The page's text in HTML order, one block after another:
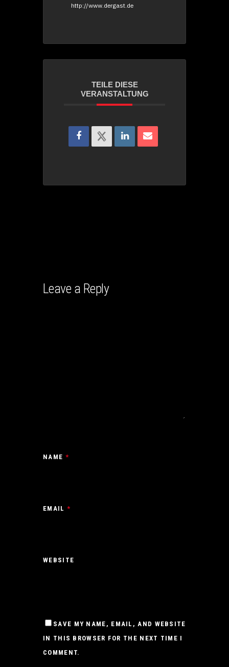
http://www.dergast.de
TEILE DIESE
VERANSTALTUNG
Leave a Reply
NAME *
EMAIL *
WEBSITE
SAVE MY NAME, EMAIL, AND WEBSITE
IN THIS BROWSER FOR THE NEXT TIME I
COMMENT.